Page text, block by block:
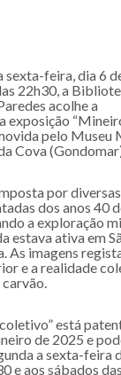
sexta-feira, dia 6
22h30, a
acolhe a
exposição
pelo Museu
Cova
por diversas
dos anos 40
a exploração
estava ativa em
As imagens
e a realidade
está
de 2025 e
a sexta-feira
e aos sábados